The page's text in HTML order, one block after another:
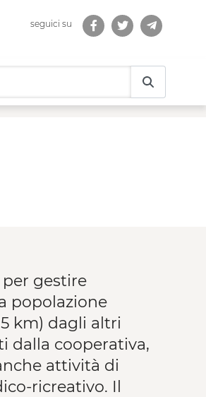
seguici su
per gestire
popolazione
km) dagli altri
dalla cooperativa,
attività di
ricreativo. Il